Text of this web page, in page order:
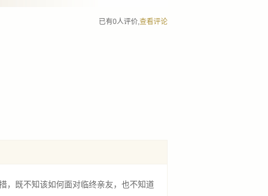
已有0人评价,查看评论
既不知该如何面对临终亲友，也不知道